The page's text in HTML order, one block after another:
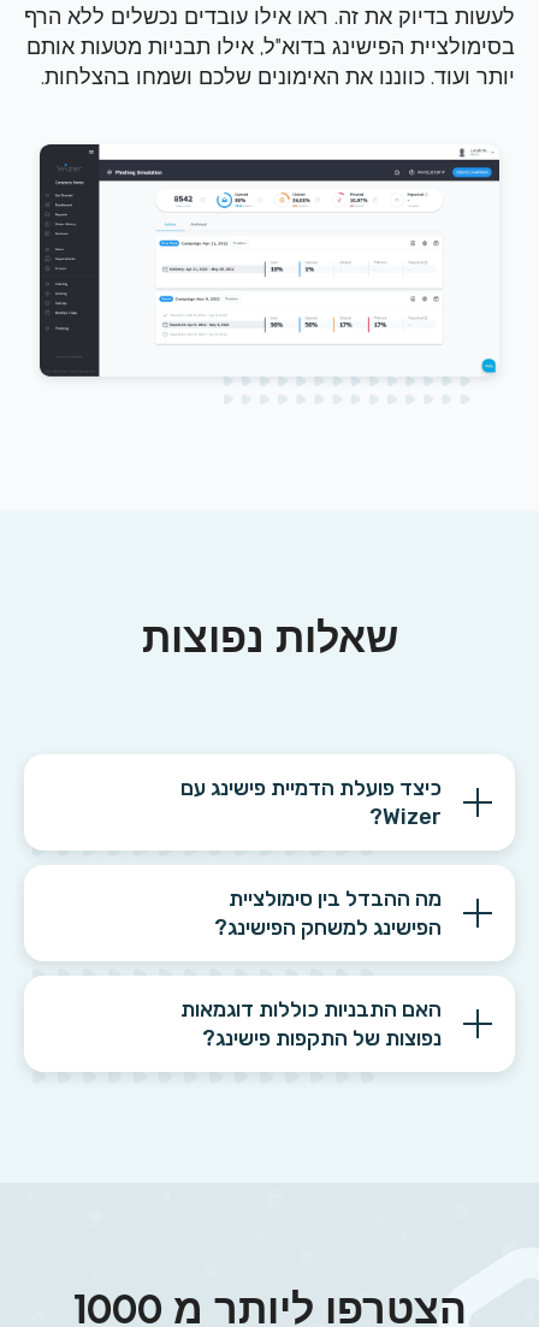
לעשות בדיוק את זה. ראו אילו עובדים נכשלים ללא הרף
בסימולציית הפישינג בדוא"ל, אילו תבניות מטעות אותם
יותר ועוד. כווננו את האימונים שלכם ושמחו בהצלחות.
התחילו בהדרכה
שאלות נפוצות
כיצד פועלת הדמיית פישינג עם
Wizer?
מה ההבדל בין סימולציית
הפישינג למשחק הפישינג?
האם התבניות כוללות דוגמאות
נפוצות של התקפות פישינג?
הצטרפו ליותר מ 1000